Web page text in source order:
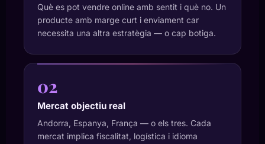
Què es pot vendre online amb sentit i què no. Un
producte amb marge curt i enviament car
necessita una altra estratègia — o cap botiga.
02
Mercat objectiu real
Andorra, Espanya, França — o els tres. Cada
mercat implica fiscalitat, logística i idioma